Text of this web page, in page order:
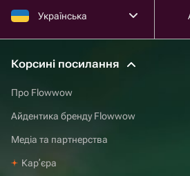
Українська
Корсині посилання
Про Flowwow
Айдентика бренду Flowwow
Медіа та партнерства
Карʼєра